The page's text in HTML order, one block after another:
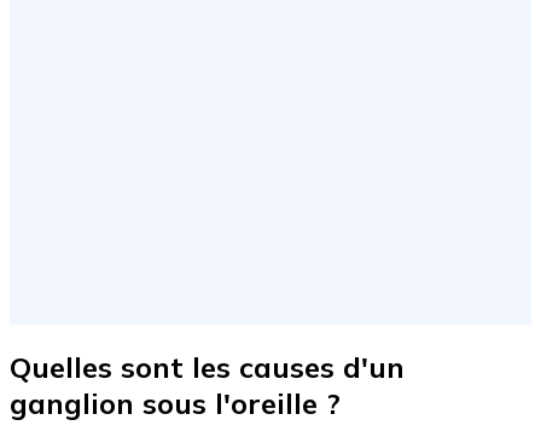
Quelles sont les causes d'un
ganglion sous l'oreille ?